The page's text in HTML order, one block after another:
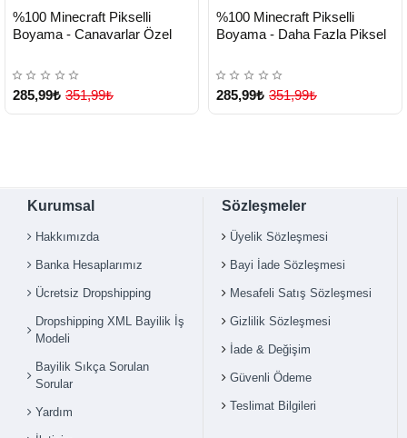
TESLİMAT
%100 Minecraft Pikselli
Boyama - Canavarlar Özel
285,99₺ 351,99₺
TESLİMAT
%100 Minecraft Pikselli
Boyama - Daha Fazla Piksel
285,99₺ 351,99₺
Kurumsal
Hakkımızda
Banka Hesaplarımız
Ücretsiz Dropshipping
Dropshipping XML Bayilik İş
Modeli
Bayilik Sıkça Sorulan
Sorular
Yardım
Sözleşmeler
Üyelik Sözleşmesi
Bayi İade Sözleşmesi
Mesafeli Satış Sözleşmesi
Gizlilik Sözleşmesi
İade & Değişim
Güvenli Ödeme
Teslimat Bilgileri